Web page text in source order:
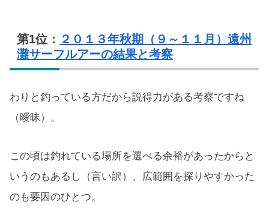
第1位： ２０１３年秋期（９～１１月）遠州
灘サーフルアーの結果と考察
わりと釣っている方だから説得力がある考察ですね
（曖昧）。
この頃は釣れている場所を選べる余裕があったからと
いうのもあるし（言い訳）、広範囲を探りやすかった
のも要因のひとつ。